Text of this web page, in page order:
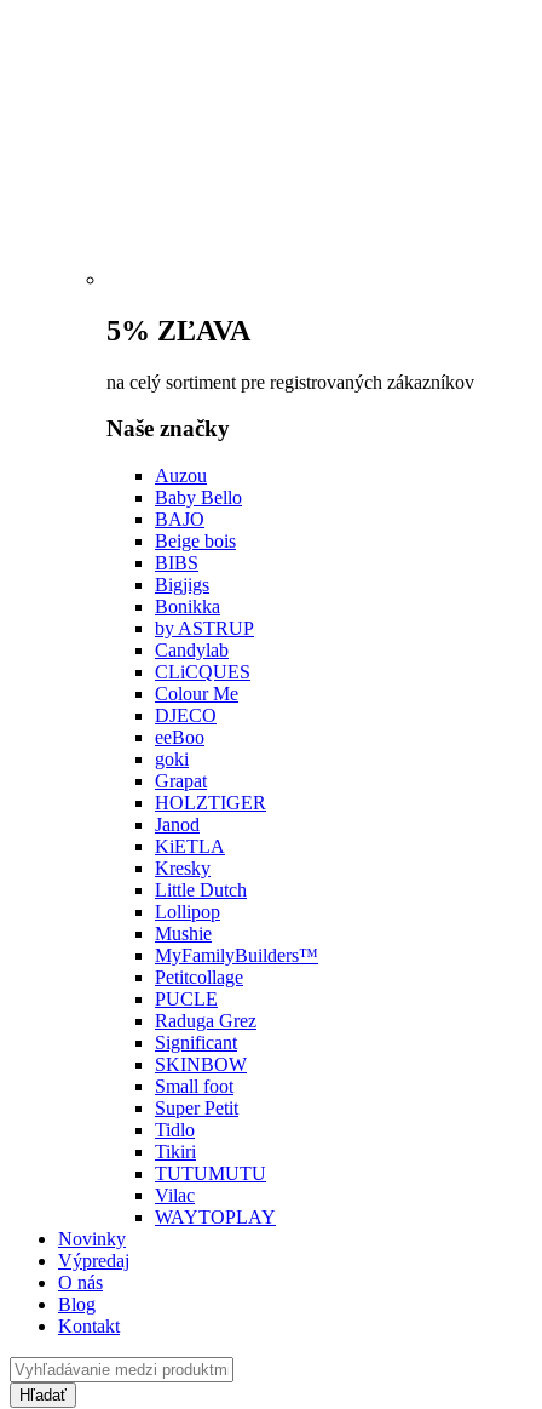
5% ZĽAVA
na celý sortiment pre registrovaných zákazníkov
Naše značky
Auzou
Baby Bello
BAJO
Beige bois
BIBS
Bigjigs
Bonikka
by ASTRUP
Candylab
CLiCQUES
Colour Me
DJECO
eeBoo
goki
Grapat
HOLZTIGER
Janod
KiETLA
Kresky
Little Dutch
Lollipop
Mushie
MyFamilyBuilders™
Petitcollage
PUCLE
Raduga Grez
Significant
SKINBOW
Small foot
Super Petit
Tidlo
Tikiri
TUTUMUTU
Vilac
WAYTOPLAY
Novinky
Výpredaj
O nás
Blog
Kontakt